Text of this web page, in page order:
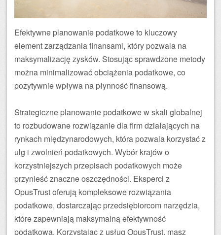
Efektywne planowanie podatkowe to kluczowy
element zarządzania finansami, który pozwala na
maksymalizację zysków. Stosując sprawdzone metody
można minimalizować obciążenia podatkowe, co
pozytywnie wpływa na płynność finansową.
Strategiczne planowanie podatkowe w skali globalnej
to rozbudowane rozwiązanie dla firm działających na
rynkach międzynarodowych, która pozwala korzystać z
ulg i zwolnień podatkowych. Wybór krajów o
korzystniejszych przepisach podatkowych może
przynieść znaczne oszczędności. Eksperci z
OpusTrust oferują kompleksowe rozwiązania
podatkowe, dostarczając przedsiębiorcom narzędzia,
które zapewniają maksymalną efektywność
podatkową. Korzystając z usług OpusTrust, masz